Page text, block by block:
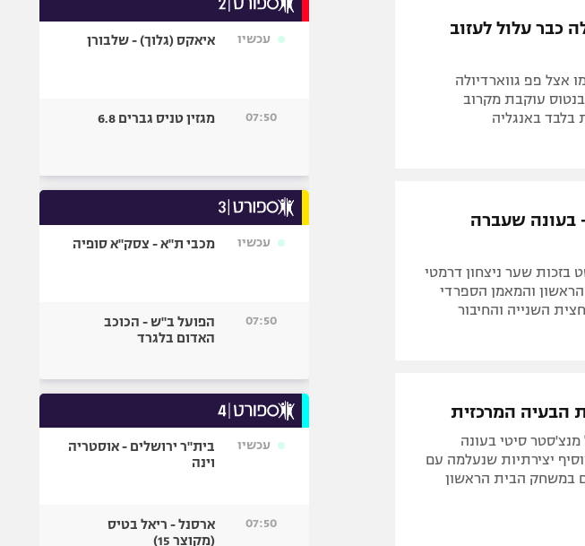
ספורט מוטורי
בייסבול MLB
גיימינג E-Sports
כבר עלול לעזוב
אצל פפ גווארדיולה
עוקבת מקרוב
בעונה שעברה
פורסט בזכות שער ניצחון דרמטי
והמאמן הספרדי
השנייה והחיבור
הבעיה המרכזית
סיטי בעונה
יצירתיות שנעלמה עם
במשחק הבית הראשון
עכשיו איאקס (גלוך) - שלבורן
07:50 מגזין טניס גברים 6.8
עכשיו מכבי ת"א - צסק"א סופיה
07:50
הפועל ב"ש - הכוכב
האדום בלגרד
עכשיו
בית"ר ירושלים - אוסטריה
וינה
07:50
ארסנל - ריאל בטיס
(מקוצר 15)